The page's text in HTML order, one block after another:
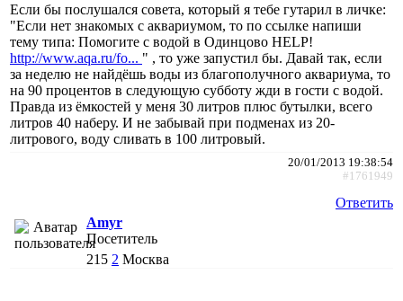
Если бы послушался совета, который я тебе гутарил в личке:
"Если нет знакомых с аквариумом, то по ссылке напиши
тему типа: Помогите с водой в Одинцово HELP!
http://www.aqa.ru/fo... " , то уже запустил бы. Давай так, если
за неделю не найдёшь воды из благополучного аквариума, то
на 90 процентов в следующую субботу жди в гости с водой.
Правда из ёмкостей у меня 30 литров плюс бутылки, всего
литров 40 наберу. И не забывай при подменах из 20-
литрового, воду сливать в 100 литровый.
20/01/2013 19:38:54
#1761949
Ответить
Amyr
Посетитель
215 2 Москва